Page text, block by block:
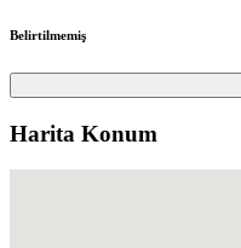
Belirtilmemiş
Harita Konum